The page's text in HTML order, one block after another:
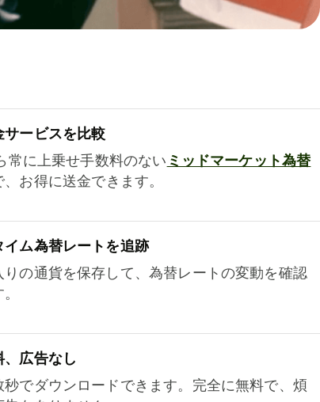
サービスを比較
常に上乗せ手数料のない ミッドマーケット為替
、お得に送金できます。
イム為替レートを追跡
りの通貨を保存して、為替レートの変動を確認
、広告なし
秒でダウンロードできます。完全に無料で、煩